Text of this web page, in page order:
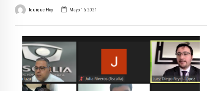
Iquique Hoy Mayo 16, 2021